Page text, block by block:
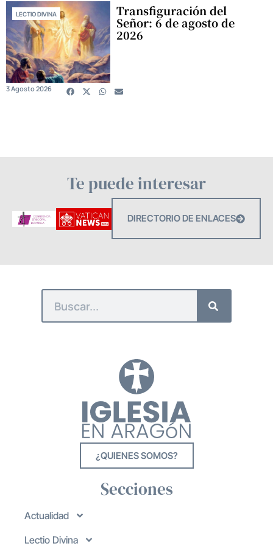
LECTIO DIVINA Transfiguración del
Señor: 6 de agosto de
2026
3 Agosto 2026
Te puede interesar
DIRECTORIO DE ENLACES
¿QUIENES SOMOS?
Secciones
Actualidad
Lectio Divina